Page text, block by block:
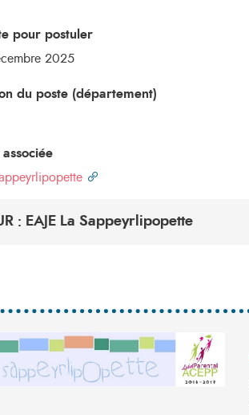
pour postuler
2025
du poste (département)
: EAJE La Sappeyrlipopette